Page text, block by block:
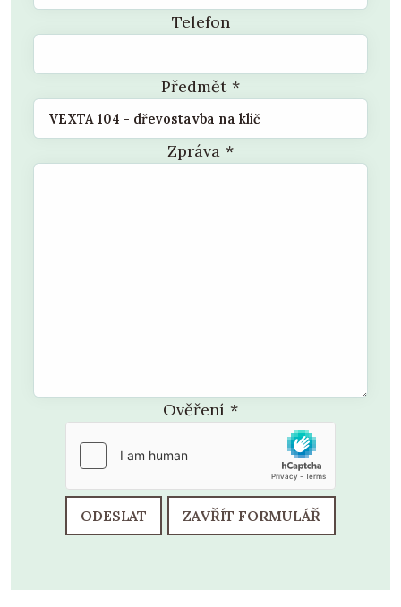
Telefon
Předmět*
Zpráva *
Ověření *
ODESLAT ZAVŘÍT FORMULÁŘ